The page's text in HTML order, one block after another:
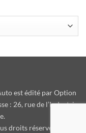
est édité par Option
: 26, rue de l’Industrie
droits réservés.